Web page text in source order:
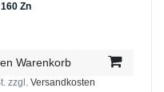
Zn
Warenkorb
zzgl.Versandkosten